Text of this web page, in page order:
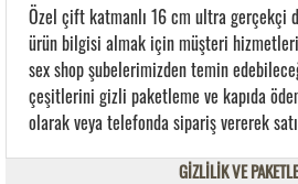
Özel çift katmanlı 16 cm ultra gerçekçi
ürün bilgisi almak için müşteri
sex shop şubelerimizden temin
çeşitlerini gizli paketleme ve kapıda
olarak veya telefonda sipariş vererek
GİZLİLİK VE